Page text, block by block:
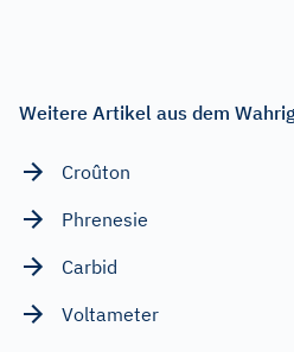
Weitere Artikel aus dem
Croûton
Phrenesie
Carbid
Voltameter